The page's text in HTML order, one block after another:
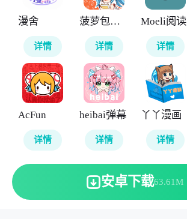
漫舍
详情
菠萝包轻小说
详情
Moeli阅读
详情
AcFun
详情
heibai弹幕
详情
丫丫漫画
详情
安卓下载63.61M